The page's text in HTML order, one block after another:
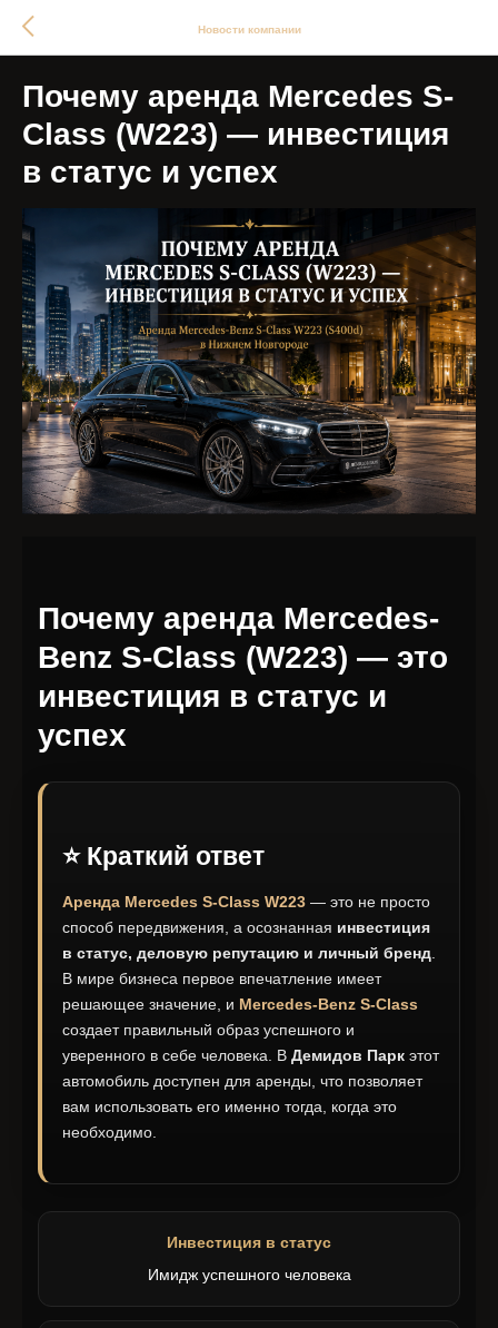
Новости компании
Почему аренда Mercedes S-
Class (W223) — инвестиция
в статус и успех
Почему аренда Mercedes-
Benz S-Class (W223) — это
инвестиция в статус и
успех
⭐ Краткий ответ
Аренда Mercedes S-Class W223 — это не просто
способ передвижения, а осознанная инвестиция
в статус, деловую репутацию и личный бренд
В мире бизнеса первое впечатление имеет
решающее значение, и Mercedes-Benz S-Class
создает правильный образ успешного и
уверенного в себе человека. В Демидов Парк этот
автомобиль доступен для аренды, что позволяет
вам использовать его именно тогда, когда это
необходимо.
Инвестиция в статус
Имидж успешного человека